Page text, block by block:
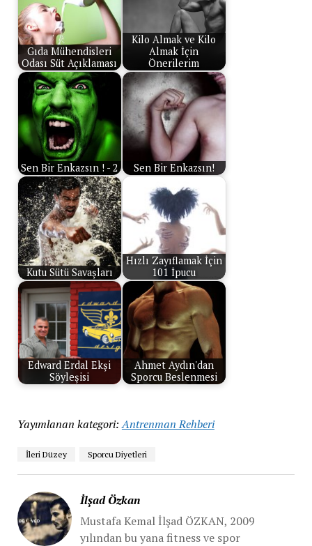
Gıda Mühendisleri
Odası Süt Açıklaması
Kilo Almak ve Kilo
Almak İçin
Önerilerim
Sen Bir Enkazsın ! - 2 Sen Bir Enkazsın!
Kutu Sütü Savaşları
Hızlı Zayıflamak İçin
101 İpucu
Edward Erdal Ekşi
Söyleşisi
Ahmet Aydın'dan
Sporcu Beslenmesi
Yayımlanan kategori: Antrenman Rehberi
İleri Düzey Sporcu Diyetleri
İlşad Özkan
Mustafa Kemal İlşad ÖZKAN, 2009
yılından bu yana fitness ve spor